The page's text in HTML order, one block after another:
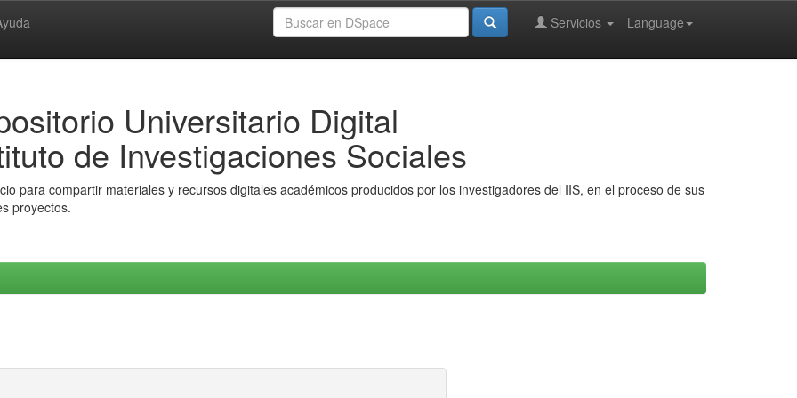
Language
Servicios
Universitario Digital
de Investigaciones Sociales
para compartir materiales y recursos digitales académicos producidos por los investigadores del IIS, en el proceso de sus
proyectos.